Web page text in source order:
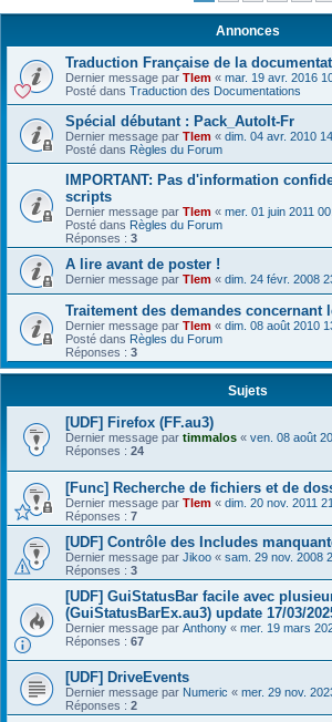
Annonces
Traduction Française de la
Dernier message par Tlem « mar. 19 avr. 2016
Posté dans Traduction des Documentations
Spécial débutant : Pack_AutoIt-Fr
Dernier message par Tlem « dim. 04 avr. 2010
Posté dans Règles du Forum
IMPORTANT: Pas d'information
scripts
Dernier message par Tlem « mer. 01 juin 2011
Posté dans Règles du Forum
Réponses : 3
A lire avant de poster !
Dernier message par Tlem « dim. 24 févr. 2008
Traitement des demandes concernant
Dernier message par Tlem « dim. 08 août 2010
Posté dans Règles du Forum
Réponses : 3
Sujets
[UDF] Firefox (FF.au3)
Dernier message par timmalos « ven. 08 août
Réponses : 24
[Func] Recherche de fichiers et de
Dernier message par Tlem « dim. 20 nov. 2011
Réponses : 7
[UDF] Contrôle des Includes
Dernier message par Jikoo « sam. 29 nov. 2008
Réponses : 3
[UDF] GuiStatusBar facile avec
(GuiStatusBarEx.au3) update 17/03/
Dernier message par Anthony « mer. 19 mars
Réponses : 67
[UDF] DriveEvents
Dernier message par Numeric « mer. 29 nov.
Réponses : 2